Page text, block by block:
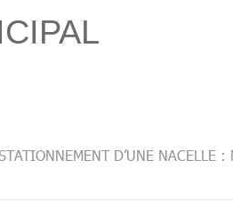
D’UNE NACELLE :